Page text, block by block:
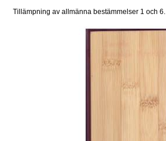
Tillämpning av allmänna bestämmelser 1 och 6.